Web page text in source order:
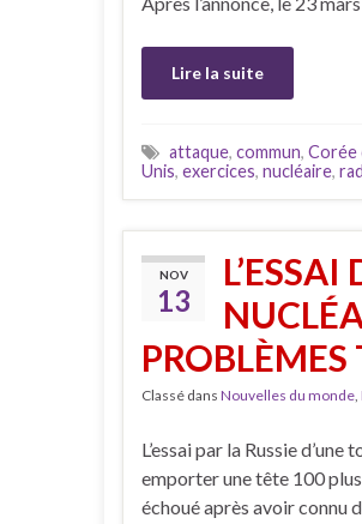
Lire la suite
attaque, commun, Corée
Unis, exercices, nucléaire,
NOV
13
Classé dans Nouvelles du monde,
L’essai par la Russie
emporter une tête 100
échoué après avoir connu